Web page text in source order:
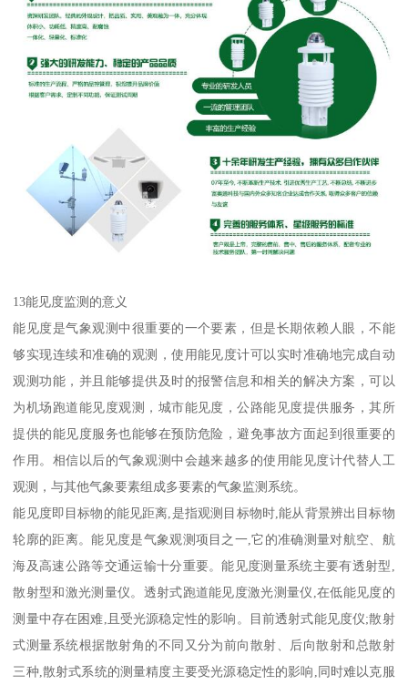
13能见度监测的意义
能见度是气象观测中很重要的一个要素，但是长期依赖人眼，不能
够实现连续和准确的观测，使用能见度计可以实时准确地完成自动
观测功能，并且能够提供及时的报警信息和相关的解决方案，可以
为机场跑道能见度观测，城市能见度，公路能见度提供服务，其所
提供的能见度服务也能够在预防危险，避免事故方面起到很重要的
作用。相信以后的气象观测中会越来越多的使用能见度计代替人工
观测，与其他气象要素组成多要素的气象监测系统。
能见度即目标物的能见距离,是指观测目标物时,能从背景辨出目标物
轮廓的距离。能见度是气象观测项目之一,它的准确测量对航空、航
海及高速公路等交通运输十分重要。能见度测量系统主要有透射型,
散射型和激光测量仪。透射式跑道能见度激光测量仪,在低能见度的
测量中存在困难,且受光源稳定性的影响。目前透射式能见度仪;散射
式测量系统根据散射角的不同又分为前向散射、后向散射和总散射
三种,散射式系统的测量精度主要受光源稳定性的影响,同时难以克服